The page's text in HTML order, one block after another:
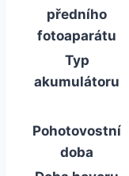
předního
fotoaparátu
Typ
akumulátoru
Pohotovostní
doba